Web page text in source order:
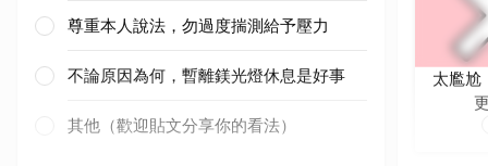
尊重本人說法，勿過度揣測給予壓力
不論原因為何，暫離鎂光燈休息是好事
其他（歡迎貼文分享你的看法）
太尷尬